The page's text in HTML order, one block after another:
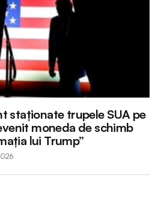
staționate trupele SUA pe
moneda de schimb
lui Trump”